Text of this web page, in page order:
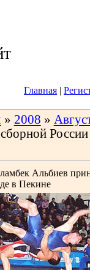
Главная |
» 2008 »
Альбиев
в Пекине